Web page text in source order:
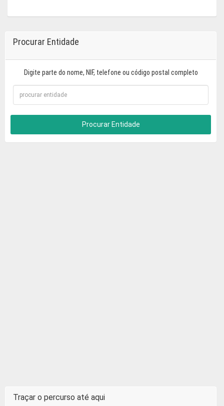
Procurar Entidade
Digite parte do nome, NIF, telefone ou código postal completo
Procurar Entidade
Traçar o percurso até aqui